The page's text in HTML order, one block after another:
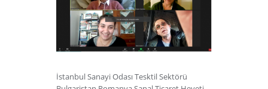
İstanbul Sanayi Odası Tesktil Sektörü